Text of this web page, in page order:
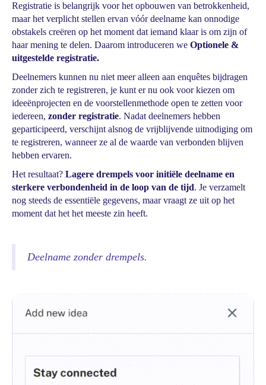
Registratie is belangrijk voor het opbouwen van betrokkenheid,
maar het verplicht stellen ervan vóór deelname kan onnodige
obstakels creëren op het moment dat iemand klaar is om zijn of
haar mening te delen. Daarom introduceren we Optionele &
uitgestelde registratie.
Deelnemers kunnen nu niet meer alleen aan enquêtes bijdragen
zonder zich te registreren, je kunt er nu ook voor kiezen om
ideeënprojecten en de voorstellenmethode open te zetten voor
iedereen, zonder registratie. Nadat deelnemers hebben
geparticipeerd, verschijnt alsnog de vrijblijvende uitnodiging om
te registreren, wanneer ze al de waarde van verbonden blijven
hebben ervaren.
Het resultaat? Lagere drempels voor initiële deelname en
sterkere verbondenheid in de loop van de tijd. Je verzamelt
nog steeds de essentiële gegevens, maar vraagt ze uit op het
moment dat het het meeste zin heeft.
Deelname zonder drempels.